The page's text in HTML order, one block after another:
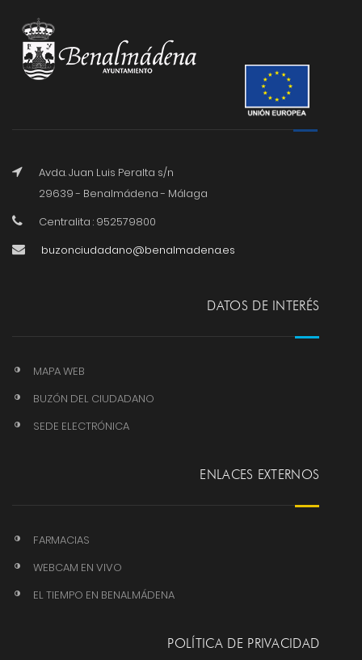
Avda. Juan Luis Peralta s/n
29639 - Benalmádena - Málaga
Centralita : 952579800
buzonciudadano@benalmadena.es
DATOS DE INTERÉS
MAPA WEB
BUZÓN DEL CIUDADANO
SEDE ELECTRÓNICA
ENLACES EXTERNOS
FARMACIAS
WEBCAM EN VIVO
EL TIEMPO EN BENALMÁDENA
POLÍTICA DE PRIVACIDAD